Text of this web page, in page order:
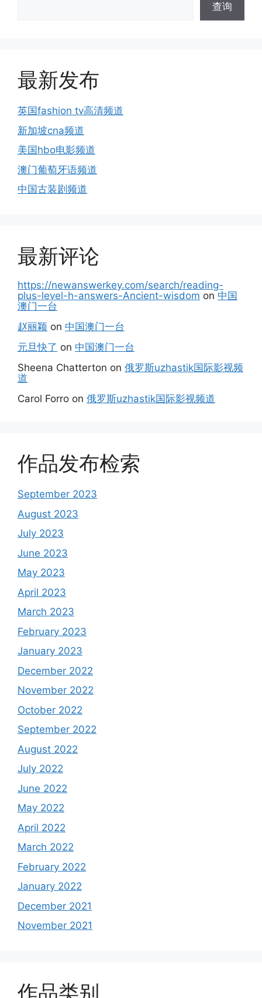
查询
最新发布
英国fashion tv高清频道
新加坡cna频道
美国hbo电影频道
澳门葡萄牙语频道
中国古装剧频道
最新评论
https://newanswerkey.com/search/reading-
plus-level-h-answers-Ancient-wisdom on 中国
澳门一台
赵丽颖 on 中国澳门一台
元旦快了 on 中国澳门一台
Sheena Chatterton on 俄罗斯uzhastik国际影视频
道
Carol Forro on 俄罗斯uzhastik国际影视频道
作品发布检索
September 2023
August 2023
July 2023
June 2023
May 2023
April 2023
March 2023
February 2023
January 2023
December 2022
November 2022
October 2022
September 2022
August 2022
July 2022
June 2022
May 2022
April 2022
March 2022
February 2022
January 2022
December 2021
November 2021
作品类别